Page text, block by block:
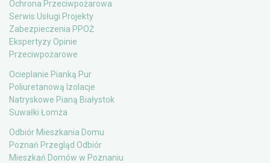
Ochrona Przeciwpożarowa
Serwis Usługi Projekty
Zabezpieczenia PPOŻ
Ekspertyzy Opinie
Przeciwpożarowe
Ocieplanie Pianką Pur
Poliuretanową Izolacje
Natryskowe Pianą Białystok
Suwałki Łomża
Odbiór Mieszkania Domu
Poznań Przegląd Odbiór
Mieszkań Domów w Poznaniu